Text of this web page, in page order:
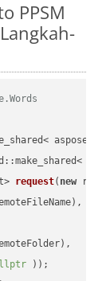
PPSM
request( new
))